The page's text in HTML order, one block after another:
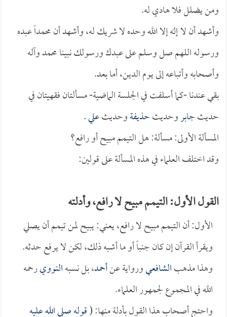
ومن يضلل فلا هادي له.
وأشهد أن لا إله إلا الله وحده لا شريك له، وأشهد أن محمداً عبده
ورسوله اللهم صل وسلم على عبدك ورسولك نبينا محمد وآله
وأصحابه وأتباعه إلى يوم الدين، أما بعد.
بقي عندنا -كما أسلفت في الجلسة الماضية- مسألتان فقهيتان في
حديثجابروحديثحذيفةوحديثعلي.
المسألة الأولى: مسألة: هل التيمم مبيح أو رافع؟
وقد اختلف العلماء في هذه المسألة على قولين:
القول الأول: التيمم مبيح لا رافع، وأدلته
الأول: أن التيمم مبيح لا رافع، يعني: يبيح لمن تيمم أن يصلي
ويقرأ القرآن إن كان جنباً أو ما أشبه ذلك، لكن لا يرفع حدثه.
وهذا مذهبالشافعيورواية عنأحمد، بل نسبهالنوويرحمه
الله في المجموع لجمهور العلماء.
واحتج أصحاب هذا القول بأدلة منها: (قوله صلى الله عليه